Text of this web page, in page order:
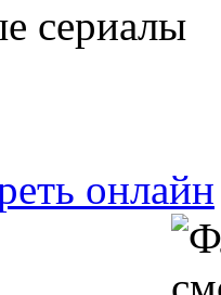
сериалы
онлайн